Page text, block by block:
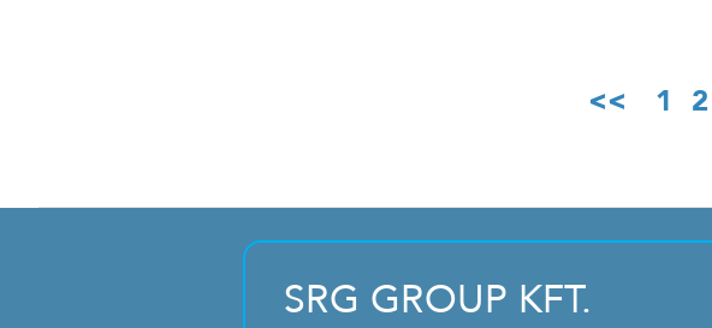
1 2
SRG GROUP KFT.